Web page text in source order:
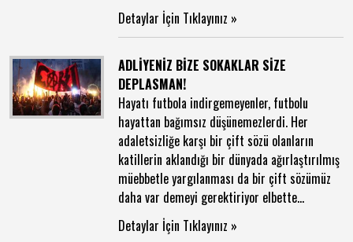
Detaylar İçin Tıklayınız »
ADLİYENİZ BİZE SOKAKLAR SİZE
DEPLASMAN!
Hayatı futbola indirgemeyenler, futbolu
hayattan bağımsız düşünemezlerdi. Her
adaletsizliğe karşı bir çift sözü olanların
katillerin aklandığı bir dünyada ağırlaştırılmış
müebbetle yargılanması da bir çift sözümüz
daha var demeyi gerektiriyor elbette...
Detaylar İçin Tıklayınız »